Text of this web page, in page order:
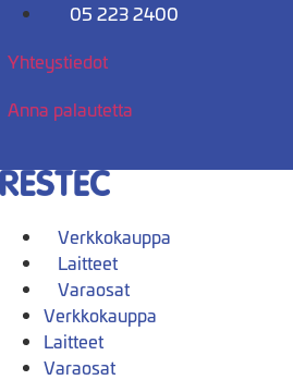
Mene
05 223 2400
Yhteystiedot
Anna palautetta
Verkkokauppa
Laitteet
Varaosat
Verkkokauppa
Laitteet
Varaosat